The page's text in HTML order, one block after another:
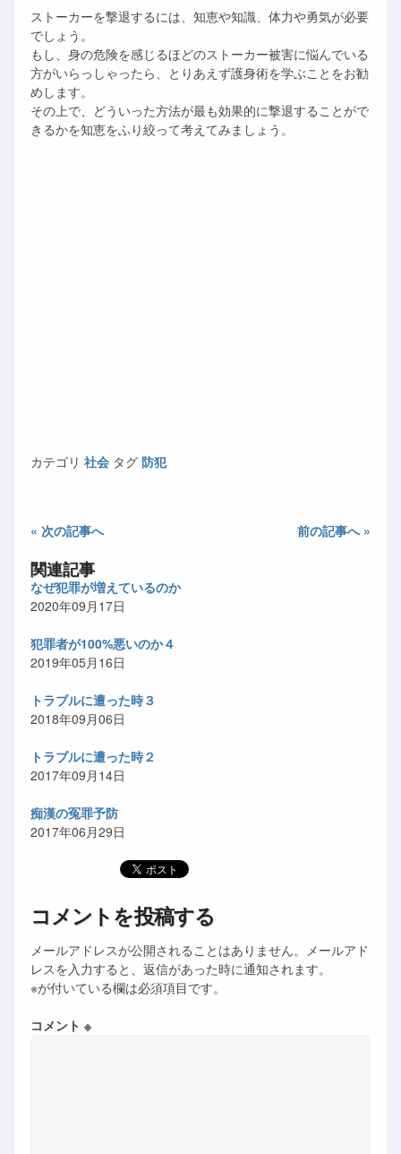
ストーカーを撃退するには、知恵や知識、体力や勇気が必要
でしょう。
もし、身の危険を感じるほどのストーカー被害に悩んでいる
方がいらっしゃったら、とりあえず護身術を学ぶことをお勧
めします。
その上で、どういった方法が最も効果的に撃退することがで
きるかを知恵をふり絞って考えてみましょう。
カテゴリ 社会 タグ 防犯
« 次の記事へ 前の記事へ »
関連記事
なぜ犯罪が増えているのか
2020年09月17日
犯罪者が100%悪いのか４
2019年05月16日
トラブルに遭った時３
2018年09月06日
トラブルに遭った時２
2017年09月14日
痴漢の冤罪予防
2017年06月29日
コメントを投稿する
メールアドレスが公開されることはありません。メールアド
レスを入力すると、返信があった時に通知されます。
※が付いている欄は必須項目です。
コメント ※